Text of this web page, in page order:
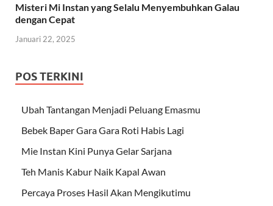
Misteri Mi Instan yang Selalu Menyembuhkan Galau
dengan Cepat
Januari 22, 2025
POS TERKINI
Ubah Tantangan Menjadi Peluang Emasmu
Bebek Baper Gara Gara Roti Habis Lagi
Mie Instan Kini Punya Gelar Sarjana
Teh Manis Kabur Naik Kapal Awan
Percaya Proses Hasil Akan Mengikutimu